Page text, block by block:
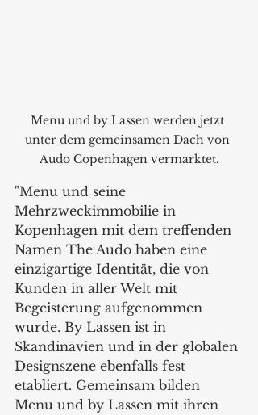
Menu und by Lassen werden jetzt
unter dem gemeinsamen Dach von
Audo Copenhagen vermarktet.
"Menu und seine
Mehrzweckimmobilie in
Kopenhagen mit dem treffenden
Namen The Audo haben eine
einzigartige Identität, die von
Kunden in aller Welt mit
Begeisterung aufgenommen
wurde. By Lassen ist in
Skandinavien und in der globalen
Designszene ebenfalls fest
etabliert. Gemeinsam bilden
Menu und by Lassen mit ihren